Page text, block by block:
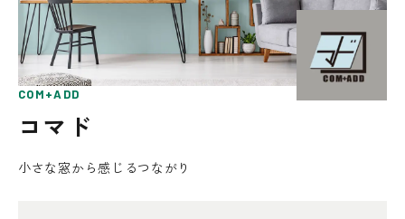
COM+ADD
コマド
小さな窓から感じるつながり